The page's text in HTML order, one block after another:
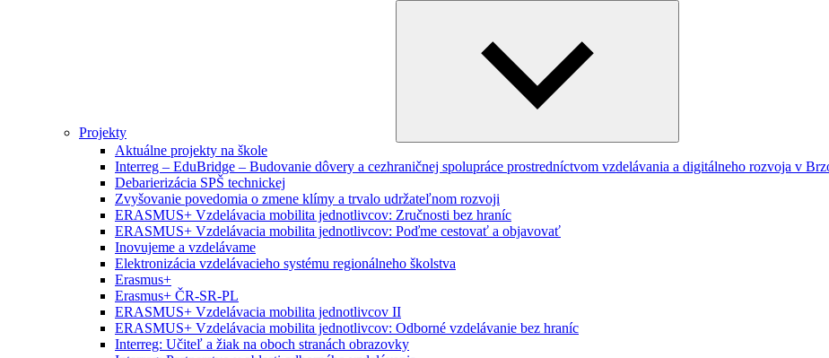
Projekty
Aktuálne projekty na škole
Interreg – EduBridge – Budovanie dôvery a cezhraničnej spolupráce prostredníctvom vzdelávania a digitálneho rozvoja v
Debarierizácia SPŠ technickej
Zvyšovanie povedomia o zmene klímy a trvalo udržateľnom rozvoji
ERASMUS+ Vzdelávacia mobilita jednotlivcov: Zručnosti bez hraníc
ERASMUS+ Vzdelávacia mobilita jednotlivcov: Poďme cestovať a objavovať
Inovujeme a vzdelávame
Elektronizácia vzdelávacieho systému regionálneho školstva
Erasmus+
Erasmus+ ČR-SR-PL
ERASMUS+ Vzdelávacia mobilita jednotlivcov II
ERASMUS+ Vzdelávacia mobilita jednotlivcov: Odborné vzdelávanie bez hraníc
Interreg: Učiteľ a žiak na oboch stranách obrazovky